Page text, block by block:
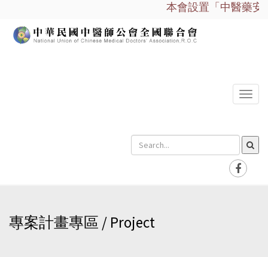
本會設置「中醫藥安
選
專案計畫專區 / Project